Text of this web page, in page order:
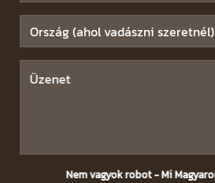
Nem vagyok robot - Mi